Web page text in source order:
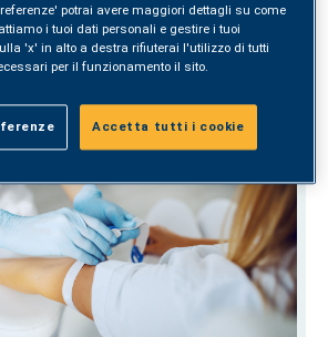
ACQUISTA
potrai avere maggiori dettagli su come
i tuoi dati personali e gestire i tuoi
'x' in alto a destra rifiuterai l'utilizzo di tutti
per il funzionamento il sito.
Accetta tutti i cookie